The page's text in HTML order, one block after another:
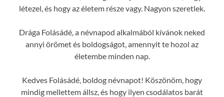
létezel, és hogy az életem része vagy. Nagyon szeretlek.
Drága Folásádé, a névnapod alkalmából kívánok neked
annyi örömet és boldogságot, amennyit te hozol az
életembe minden nap.
Kedves Folásádé, boldog névnapot! Köszönöm, hogy
mindig mellettem állsz, és hogy ilyen csodálatos barát